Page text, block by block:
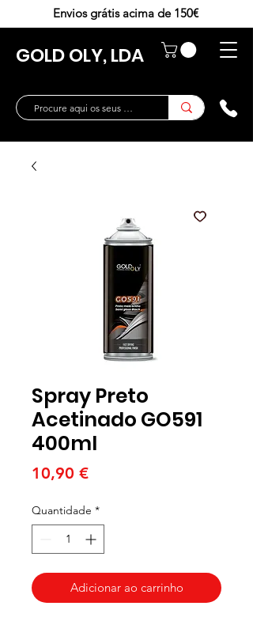
GOLD OLY, LDA
Envios grátis acima de 150€
Spray Preto
Acetinado GO591
400ml
10,90 €Preço
Quantidade *
Adicionar ao carrinho